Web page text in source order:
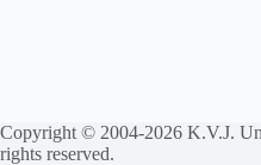
Copyright © 2004-2026 K.V.J.
rights reserved.